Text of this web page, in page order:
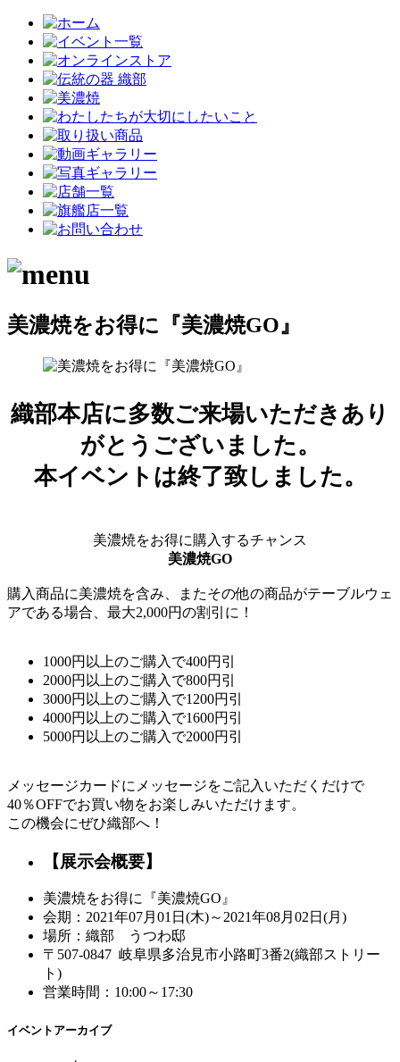
美濃焼をお得に『美濃焼GO』
織部本店に多数ご来場いただきあり
がとうございました。
本イベントは終了致しました。
美濃焼をお得に購入するチャンス
美濃焼GO
購入商品に美濃焼を含み、またその他の商品がテーブルウェ
アである場合、最大2,000円の割引に！
1000円以上のご購入で400円引
2000円以上のご購入で800円引
3000円以上のご購入で1200円引
4000円以上のご購入で1600円引
5000円以上のご購入で2000円引
メッセージカードにメッセージをご記入いただくだけで
40％OFFでお買い物をお楽しみいただけます。
この機会にぜひ織部へ！
【展示会概要】
美濃焼をお得に『美濃焼GO』
会期：2021年07月01日(木)～2021年08月02日(月)
場所：織部 うつわ邸
〒507-0847 岐阜県多治見市小路町3番2(織部ストリー
ト)
営業時間：10:00～17:30
イベントアーカイブ